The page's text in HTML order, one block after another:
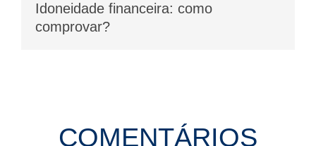
Idoneidade financeira: como
comprovar?
COMENTÁRIOS